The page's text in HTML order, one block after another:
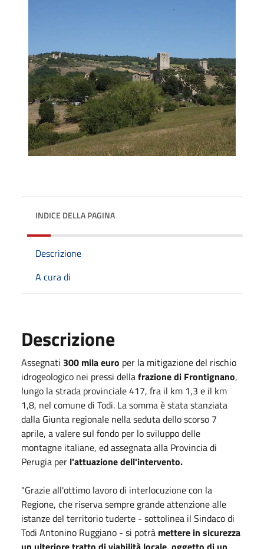
INDICE DELLA PAGINA
Descrizione
A cura di
Descrizione
Assegnati 300 mila euro per la mitigazione del rischio
idrogeologico nei pressi dellafrazione di Frontignano,
lungo la strada provinciale 417, fra il km 1,3 e il km
1,8, nel comune di Todi. La somma è stata stanziata
dalla Giunta regionale nella seduta dello scorso 7
aprile, a valere sul fondo per lo sviluppo delle
montagne italiane, ed assegnata alla Provincia di
Perugia per l'attuazione dell'intervento.
"Grazie all'ottimo lavoro di interlocuzione con la
Regione, che riserva sempre grande attenzione alle
istanze del territorio tuderte - sottolinea il Sindaco di
Todi Antonino Ruggiano - si potrà mettere in sicurezza